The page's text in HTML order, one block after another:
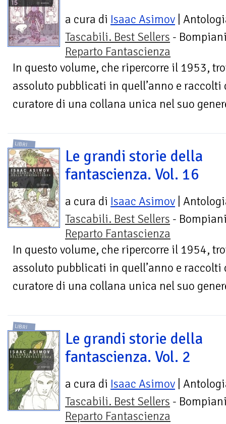
a cura di Isaac Asimov |
Tascabili. Best Sellers -
Reparto Fantascienza
In questo volume, che ripercorre il 1953,
assoluto pubblicati in quell’anno e raccolti
curatore di una collana unica nel suo
LIBRI
Le grandi storie della
fantascienza. Vol. 16
a cura di Isaac Asimov |
Tascabili. Best Sellers -
Reparto Fantascienza
In questo volume, che ripercorre il 1954,
assoluto pubblicati in quell’anno e raccolti
curatore di una collana unica nel suo
LIBRI
Le grandi storie della
fantascienza. Vol. 2
a cura di Isaac Asimov |
Tascabili. Best Sellers -
Reparto Fantascienza